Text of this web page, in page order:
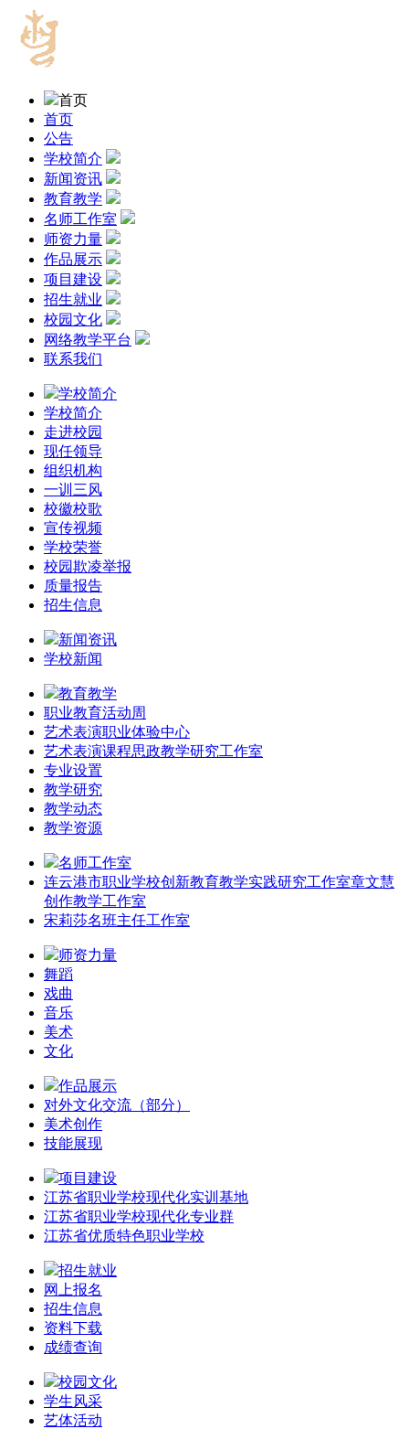
首页
首页
公告
学校简介
新闻资讯
教育教学
名师工作室
师资力量
作品展示
项目建设
招生就业
校园文化
网络教学平台
联系我们
学校简介
学校简介
走进校园
现任领导
组织机构
一训三风
校徽校歌
宣传视频
学校荣誉
校园欺凌举报
质量报告
招生信息
新闻资讯
学校新闻
教育教学
职业教育活动周
艺术表演职业体验中心
艺术表演课程思政教学研究工作室
专业设置
教学研究
教学动态
教学资源
名师工作室
连云港市职业学校创新教育教学实践研究工作室章文慧
创作教学工作室
宋莉莎名班主任工作室
师资力量
舞蹈
戏曲
音乐
美术
文化
作品展示
对外文化交流（部分）
美术创作
技能展现
项目建设
江苏省职业学校现代化实训基地
江苏省职业学校现代化专业群
江苏省优质特色职业学校
招生就业
网上报名
招生信息
资料下载
成绩查询
校园文化
学生风采
艺体活动